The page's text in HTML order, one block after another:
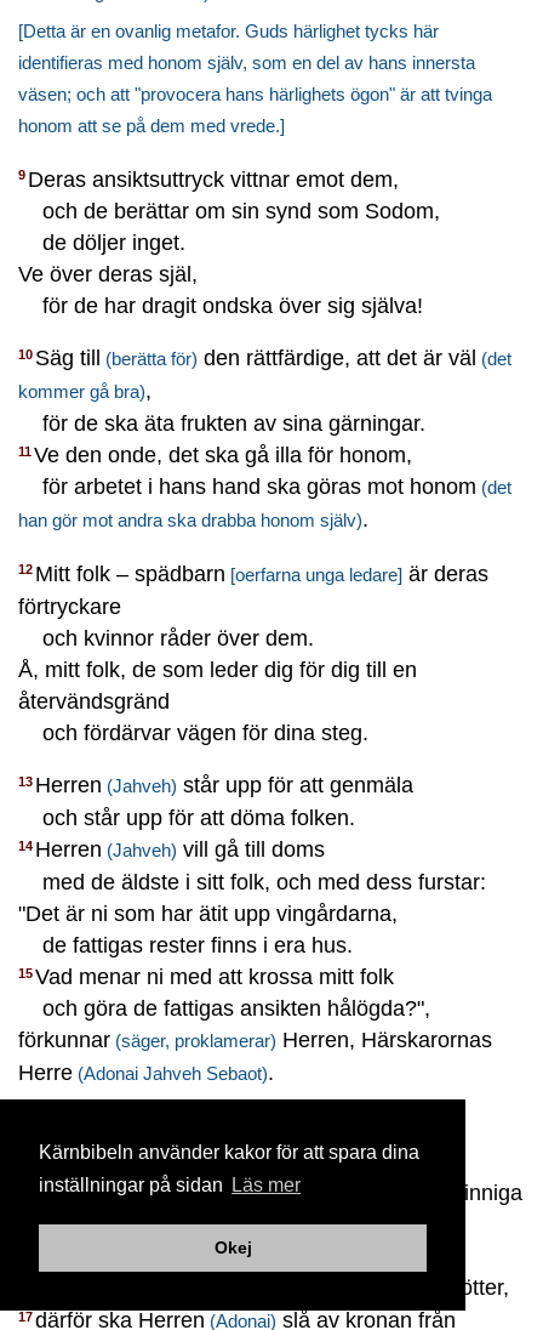
Kärnbibeln använder kakor för att spara dina
inställningar på sidan
Läs mer
Okej
[Detta är en ovanlig metafor. Guds härlighet tycks här
identifieras med honom själv, som en del av hans innersta
väsen; och att "provocera hans härlighets ögon" är att tvinga
honom att se på dem med vrede.]
9 Deras ansiktsuttryck vittnar emot dem,
och de berättar om sin synd som Sodom,
de döljer inget.
Ve över deras själ,
för de har dragit ondska över sig själva!
10 Säg till (berätta för) den rättfärdige, att det är väl (det
kommer gå bra),
för de ska äta frukten av sina gärningar.
11Ve den onde, det ska gå illa för honom,
för arbetet i hans hand ska göras mot honom (det
han gör mot andra ska drabba honom själv).
12 Mitt folk – spädbarn [oerfarna unga ledare] är deras
förtryckare
och kvinnor råder över dem.
Å, mitt folk, de som leder dig för dig till en
återvändsgränd
och fördärvar vägen för dina steg.
13 Herren (Jahveh) står upp för att genmäla
och står upp för att döma folken.
14 Herren (Jahveh) vill gå till doms
med de äldste i sitt folk, och med dess furstar:
"Det är ni som har ätit upp vingårdarna,
de fattigas rester finns i era hus.
15Vad menar ni med att krossa mitt folk
och göra de fattigas ansikten hålögda?",
förkunnar (säger, proklamerar) Herren, Härskarornas
Herre (Adonai Jahveh Sebaot).
"Eftersom Sions dotter är arrogant(högdragen)
och vandrar med uppsträckt nacke och lättsinniga
ögon,
går omkring och är tillgjord när hon går
om sina fötter,
17därför ska Herren (Adonai) slå av kronan från